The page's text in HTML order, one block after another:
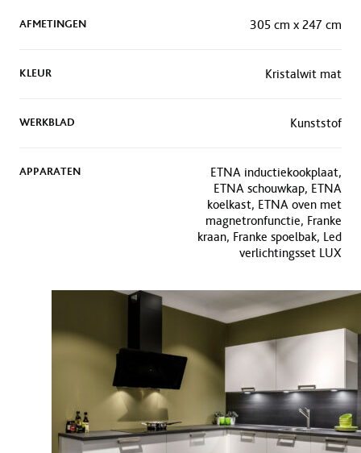
AFMETINGEN 305 cm x 247 cm
KLEUR Kristalwit mat
WERKBLAD Kunststof
APPARATEN
ETNA inductiekookplaat,
ETNA schouwkap, ETNA
koelkast, ETNA oven met
magnetronfunctie, Franke
kraan, Franke spoelbak, Led
verlichtingsset LUX